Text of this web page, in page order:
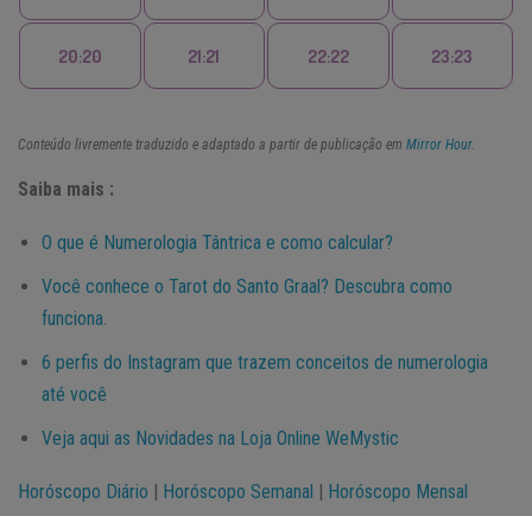
20:20 21:21 22:22 23:23
Conteúdo livremente traduzido e adaptado a partir de publicação em Mirror Hour.
Saiba mais :
O que é Numerologia Tântrica e como calcular?
Você conhece o Tarot do Santo Graal? Descubra como
funciona.
6 perfis do Instagram que trazem conceitos de numerologia
até você
Veja aqui as Novidades na Loja Online WeMystic
Horóscopo Diário | Horóscopo Semanal | Horóscopo Mensal